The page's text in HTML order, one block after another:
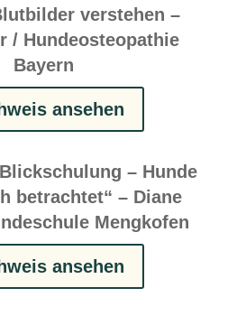
verstehen –
/ Hundeosteopathie
Bayern
ansehen
– Hunde
betrachtet“ – Diane
Mengkofen
ansehen